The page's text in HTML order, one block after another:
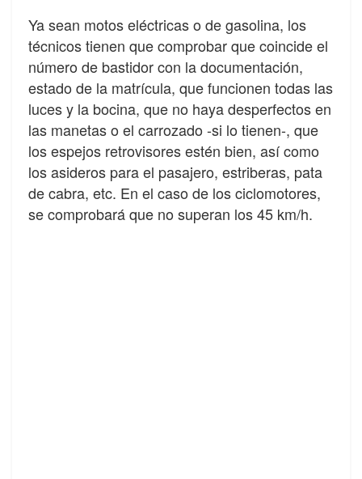
Ya sean motos eléctricas o de gasolina, los
técnicos tienen que comprobar que coincide el
número de bastidor con la documentación,
estado de la matrícula, que funcionen todas las
luces y la bocina, que no haya desperfectos en
las manetas o el carrozado -si lo tienen-, que
los espejos retrovisores estén bien, así como
los asideros para el pasajero, estriberas, pata
de cabra, etc. En el caso de los ciclomotores,
se comprobará que no superan los 45 km/h.